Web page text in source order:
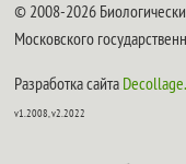
© 2008-2026
Московского
Разработка сайта
v1.2008, v2.2022